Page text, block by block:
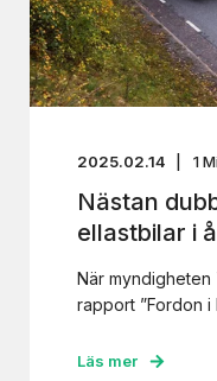
2025.02.14 1
Nästan
ellastbilar i
När myndigheten
rapport ”Fordon i
Läs mer